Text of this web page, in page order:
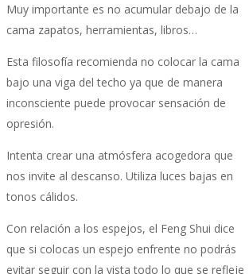
Muy importante es no acumular debajo de la
cama zapatos, herramientas, libros…
Esta filosofía recomienda no colocar la cama
bajo una viga del techo ya que de manera
inconsciente puede provocar sensación de
opresión.
Intenta crear una atmósfera acogedora que
nos invite al descanso. Utiliza luces bajas en
tonos cálidos.
Con relación a los espejos, el Feng Shui dice
que si colocas un espejo enfrente no podrás
evitar seguir con la vista todo lo que se refleje